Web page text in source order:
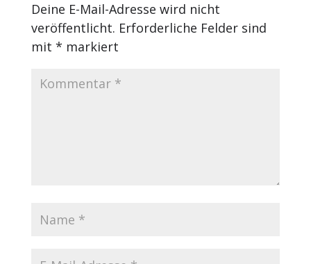
Deine E-Mail-Adresse wird nicht
veröffentlicht. Erforderliche Felder sind
mit * markiert